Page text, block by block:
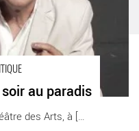
au paradis
Créé à L’apostrophe – Théâtre des Arts, à [...]